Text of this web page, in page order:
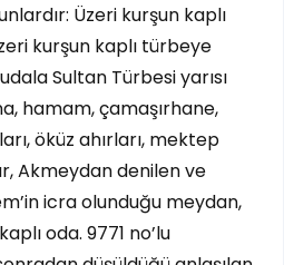
Üzeri kurşun kaplı
kurşun kaplı türbeye
Sultan Türbesi yarısı
hamam, çamaşırhane,
öküz ahırları, mektep
Akmeydan denilen ve
icra olunduğu meydan,
oda. 9771 no’lu